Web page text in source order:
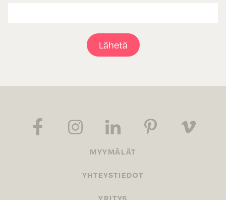
Lähetä
MYYMÄLÄT
YHTEYSTIEDOT
YRITYS